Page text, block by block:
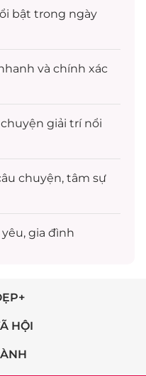
bật trong ngày
và chính xác
giải trínổi
chuyện, tâm sự
gia đình
HỘI